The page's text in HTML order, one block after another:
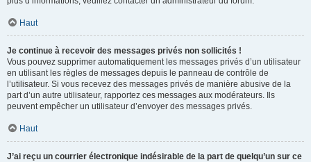
Haut
Je continue à recevoir des messages privés non sollicités !
Vous pouvez supprimer automatiquement les messages privés d’un utilisateur
en utilisant les règles de messages depuis le panneau de contrôle de
l’utilisateur. Si vous recevez des messages privés de manière abusive de la
part d’un autre utilisateur, rapportez ces messages aux modérateurs. Ils
peuvent empêcher un utilisateur d’envoyer des messages privés.
Haut
J’ai reçu un courrier électronique indésirable de la part de quelqu’un sur ce